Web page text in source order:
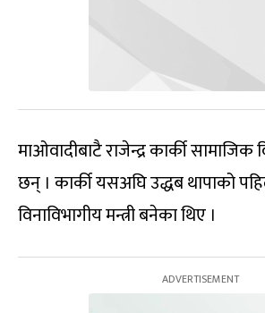
माओवादीबाटै राजेन्द्र कार्की सामाजिक
छन् । कार्की यसअघि उद्धब थापाको
विनाविभागीय मन्त्री बनेका थिए ।